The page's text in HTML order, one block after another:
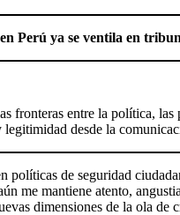
Perú ya se ventila en
fronteras entre la política,
desde la
políticas de seguridad
me mantiene atento,
dimensiones de la ola